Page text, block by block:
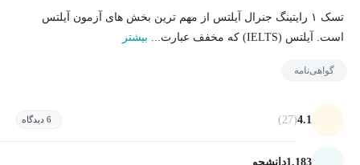
تسک ۱ رایتینگ جنرال آیلتس از مهم ترین بخش های آزمون آیلتس
است. آیلتس (IELTS) که مخفف عبارت...
بیشتر
گواهی‌نامه
4.1
(27) 6 دیدگاه
1,183دانشجو